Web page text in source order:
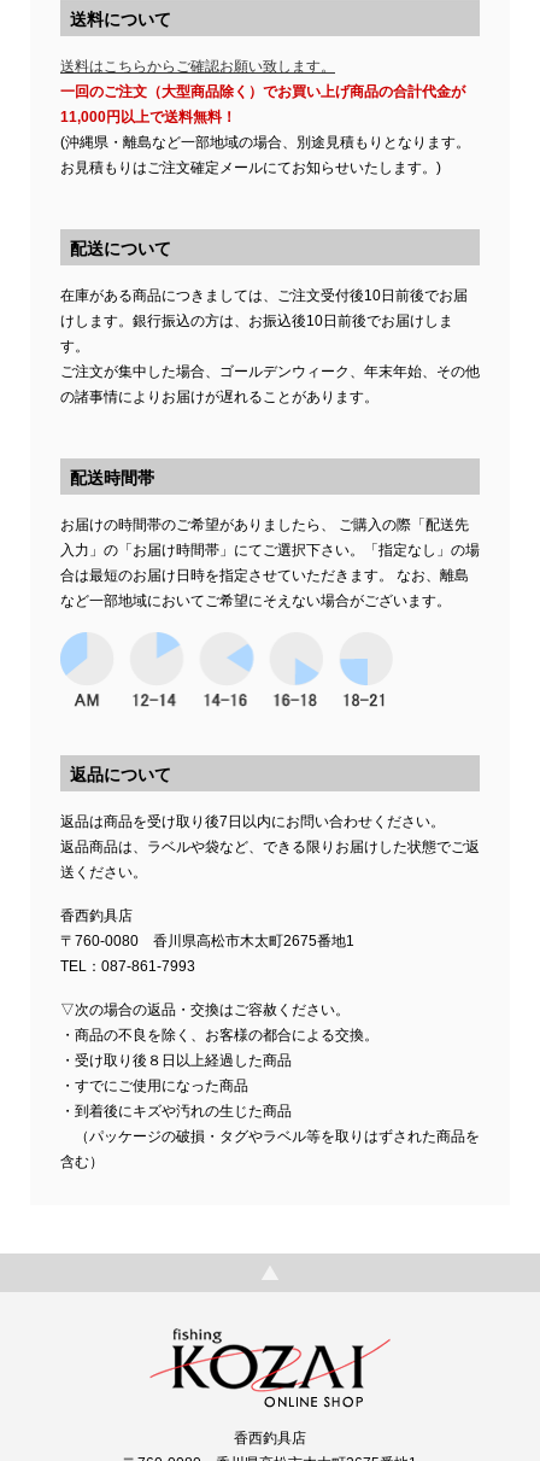
送料について
送料はこちらからご確認お願い致します。
一回のご注文（大型商品除く）でお買い上げ商品の合計代金が
11,000円以上で送料無料！
(沖縄県・離島など一部地域の場合、別途見積もりとなります。
お見積もりはご注文確定メールにてお知らせいたします。)
配送について
在庫がある商品につきましては、ご注文受付後10日前後でお届
けします。銀行振込の方は、お振込後10日前後でお届けしま
す。
ご注文が集中した場合、ゴールデンウィーク、年末年始、その他
の諸事情によりお届けが遅れることがあります。
配送時間帯
お届けの時間帯のご希望がありましたら、 ご購入の際「配送先
入力」の「お届け時間帯」にてご選択下さい。「指定なし」の場
合は最短のお届け日時を指定させていただきます。 なお、離島
など一部地域においてご希望にそえない場合がございます。
返品について
返品は商品を受け取り後7日以内にお問い合わせください。
返品商品は、ラベルや袋など、できる限りお届けした状態でご返
送ください。
香西釣具店
〒760-0080 香川県高松市木太町2675番地1
TEL：087-861-7993
▽次の場合の返品・交換はご容赦ください。
・商品の不良を除く、お客様の都合による交換。
・受け取り後８日以上経過した商品
・すでにご使用になった商品
・到着後にキズや汚れの生じた商品
（パッケージの破損・タグやラベル等を取りはずされた商品を
含む）
香西釣具店